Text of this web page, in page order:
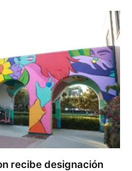
recibe designación